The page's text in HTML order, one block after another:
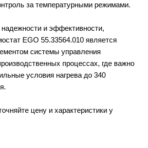
за температурными режимами.
и эффективности,
EGO 55.33564.010 является
системы управления
процессах, где важно
условия нагрева до 340
цену и характеристики у